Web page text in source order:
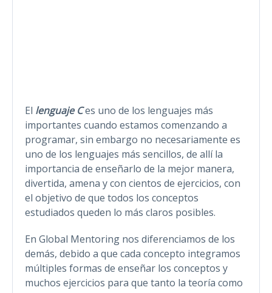
El lenguaje Ces uno de los lenguajes más
importantes cuando estamos comenzando a
programar, sin embargo no necesariamente es
uno de los lenguajes más sencillos, de allí la
importancia de enseñarlo de la mejor manera,
divertida, amena y con cientos de ejercicios, con
el objetivo de que todos los conceptos
estudiados queden lo más claros posibles.
En Global Mentoring nos diferenciamos de los
demás, debido a que cada concepto integramos
múltiples formas de enseñar los conceptos y
muchos ejercicios para que tanto la teoría como